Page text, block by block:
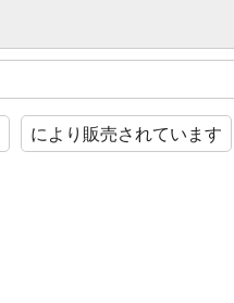
により販売されています